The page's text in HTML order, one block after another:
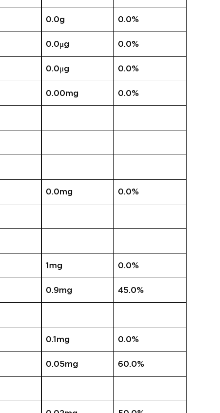
0.0g 0.0%
0.0μg 0.0%
0.0μg 0.0%
0.00mg 0.0%
0.0mg 0.0%
1mg 0.0%
0.9mg 45.0%
0.1mg 0.0%
0.05mg 60.0%